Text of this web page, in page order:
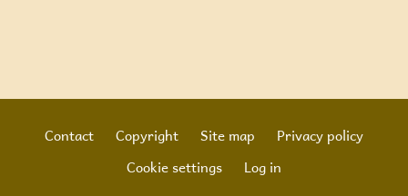
Footer
Contact Copyright Site map
Privacy policy
Cookie settings
Log in